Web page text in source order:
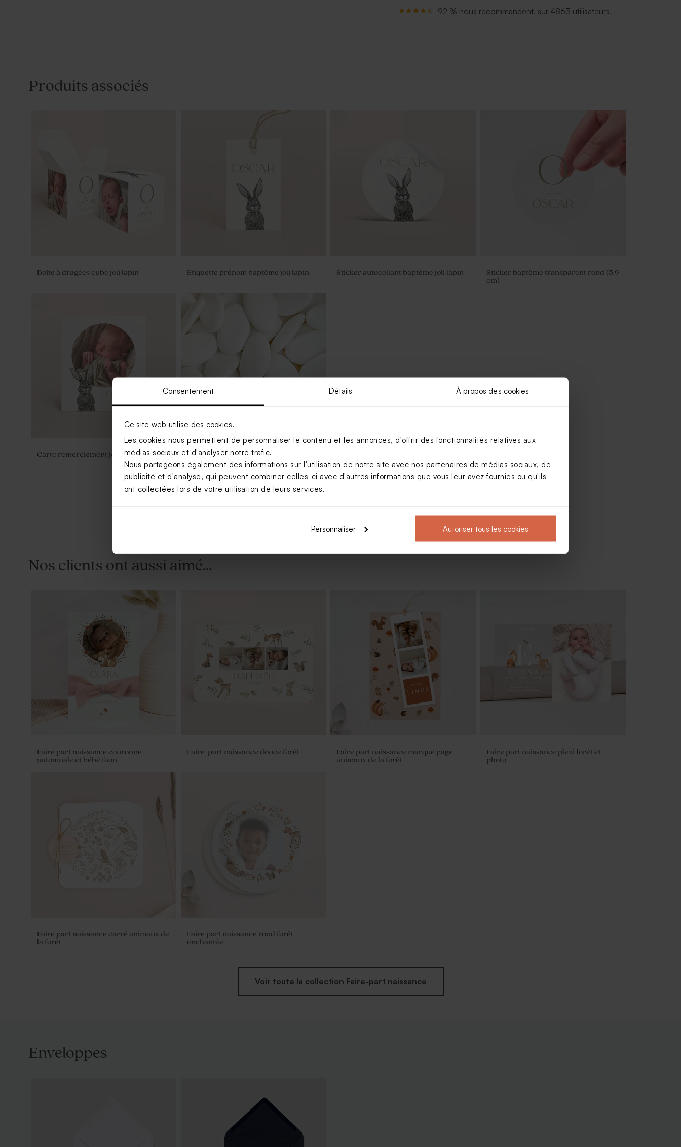
Consentement Détails À propos des cookies
Ce site web utilise des cookies.
Les cookies nous permettent de personnaliser le contenu et les annonces, d'offrir des fonctionnalités relatives aux
médias sociaux et d'analyser notre trafic.
Nous partageons également des informations sur l'utilisation de notre site avec nos partenaires de médias sociaux, de
publicité et d'analyse, qui peuvent combiner celles-ci avec d'autres informations que vous leur avez fournies ou qu'ils
ont collectées lors de votre utilisation de leurs services.
Personnaliser Autoriser tous les cookies
92 % nous recommandent, sur 4863 utilisateurs.
Produits associés
Boîte à dragées cube joli lapin Etiquette prénom baptême joli lapin Sticker autocollant baptême joli lapin
Sticker baptême transparent rond (5.9
cm)
Carte remerciement joli lapin Dragées blanches 1 kg (± 240 ex)
Fiole en verre baptême et prénom
Pot en verre strié baptême avec
couvercle en bois
Contenant à dragées transparent
Contenant à dragées transparent
baptême prénom
Pot en verre baptême nervuré
couvercle bois gravure message
Contenant à dragées transparent rond
Nos clients ont aussi aimé...
Faire part naissance couronne
automnale et bébé faon
Faire-part naissance douce forêt
Faire part naissance marque page
animaux de la forêt
Faire part naissance plexi forêt et
photo
Faire part naissance carré animaux de
la forêt
Faire part naissance rond forêt
enchantée
Voir toute la collection Faire-part naissance
Enveloppes